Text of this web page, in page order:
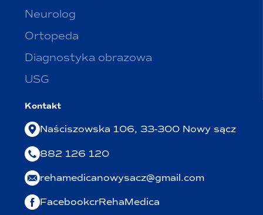
Neurolog
Ortopeda
Diagnostyka obrazowa
USG
Kontakt
Naściszowska 106, 33-300 Nowy sącz
882 126 120
rehamedicanowysacz@gmail.com
FacebookcrRehaMedica